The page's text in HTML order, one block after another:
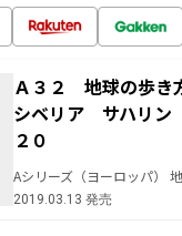
Ａ３２ 地球の歩
シベリア サハリン
２０
Aシリーズ（ヨーロッパ）
2019.03.13 発売